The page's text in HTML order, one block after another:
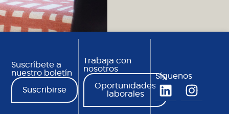
Suscríbete a
nuestro boletín
Suscribirse
Trabaja con
nosotros
Oportunidades
laborales
Síguenos